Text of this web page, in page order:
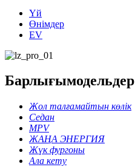
Үй
Өнімдер
EV
Барлығымодельдер
Жол талғамайтын көлік
Седан
MPV
ЖАҢА ЭНЕРГИЯ
Жүк фургоны
Ала кету